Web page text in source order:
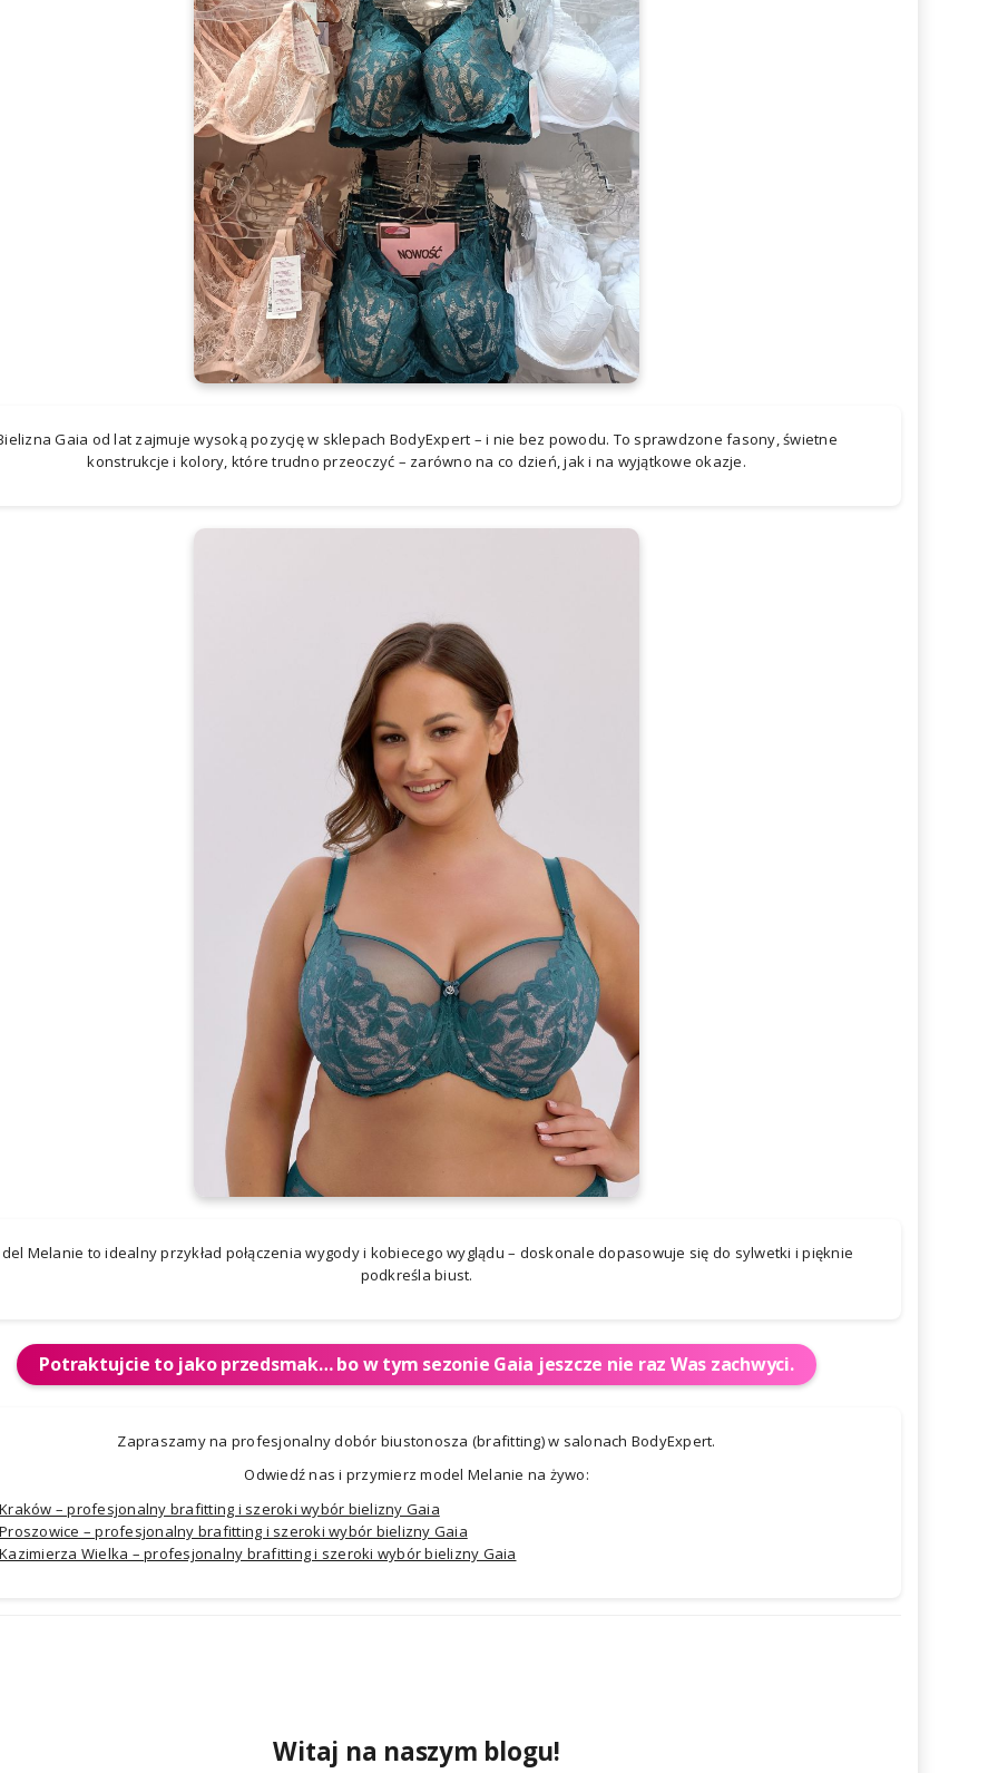
Gaia od lat zajmuje wysoką pozycję w sklepach BodyExpert – i nie bez powodu. To sprawdzone fasony, świetne
konstrukcje i kolory, które trudno przeoczyć – zarówno na co dzień, jak i na wyjątkowe okazje.
Melanie to idealny przykład połączenia wygody i kobiecego wyglądu – doskonale dopasowuje się do sylwetki i pięknie
podkreśla biust.
Potraktujcie to jako przedsmak… bo w tym sezonie Gaia jeszcze nie raz Was zachwyci.
Zapraszamy na profesjonalny dobór biustonosza (brafitting) w salonach BodyExpert.
Odwiedź nas i przymierz model Melanie na żywo:
Kraków – profesjonalny brafitting i szeroki wybór bielizny Gaia
Proszowice – profesjonalny brafitting i szeroki wybór bielizny Gaia
Kazimierza Wielka – profesjonalny brafitting i szeroki wybór bielizny Gaia
Witaj na naszym blogu!